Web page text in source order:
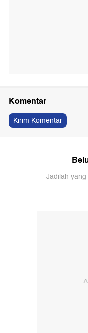
Komentar
Kirim Komentar
Jadilah